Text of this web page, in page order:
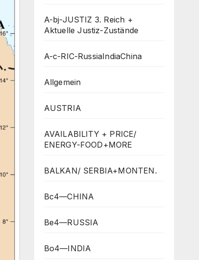
A-bj-JUSTIZ 3. Reich +
Aktuelle Justiz-Zustände
A-c-RIC-RussiaIndiaChina
Allgemein
AUSTRIA
AVAILABILITY + PRICE/
ENERGY-FOOD+MORE
BALKAN/ SERBIA+MONTEN.
Bc4—CHINA
Be4—RUSSIA
Bo4—INDIA